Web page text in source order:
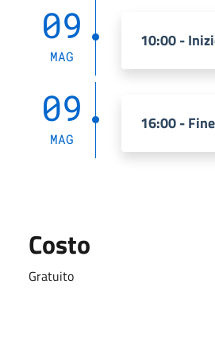
09
MAG
10:00 -
09
MAG
16:00 -
Costo
Gratuito